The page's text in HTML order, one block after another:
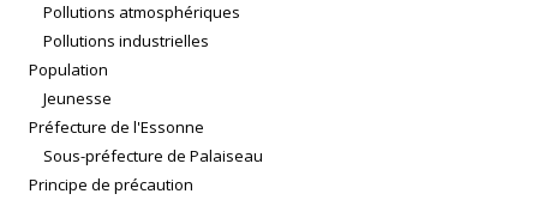
Pollutions atmosphériques
Pollutions industrielles
Population
Jeunesse
Préfecture de l'Essonne
Sous-préfecture de Palaiseau
Principe de précaution